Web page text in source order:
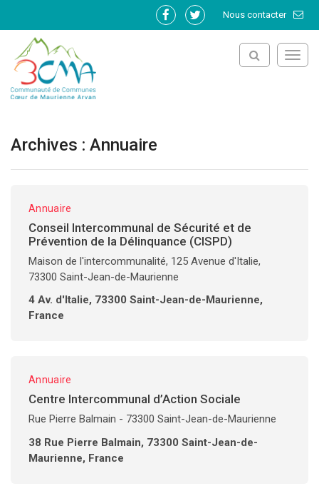
Nous contacter
Lien
Lien
Archives : Annuaire
Annuaire
Conseil Intercommunal de Sécurité et de
Prévention de la Délinquance (CISPD)
Maison de l'intercommunalité, 125 Avenue d'Italie,
73300 Saint-Jean-de-Maurienne
4 Av. d'Italie, 73300 Saint-Jean-de-Maurienne,
France
Annuaire
Centre Intercommunal d’Action Sociale
Rue Pierre Balmain - 73300 Saint-Jean-de-Maurienne
38 Rue Pierre Balmain, 73300 Saint-Jean-de-
Maurienne, France